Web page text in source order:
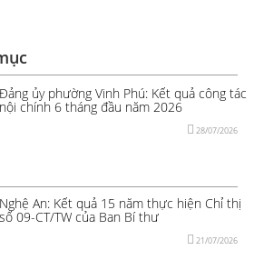
Đảng ủy phường Vinh Phú: Kết quả công tác
nội chính 6 tháng đầu năm 2026
28/07/2026
Nghệ An: Kết quả 15 năm thực hiện Chỉ thị
số 09-CT/TW của Ban Bí thư
21/07/2026